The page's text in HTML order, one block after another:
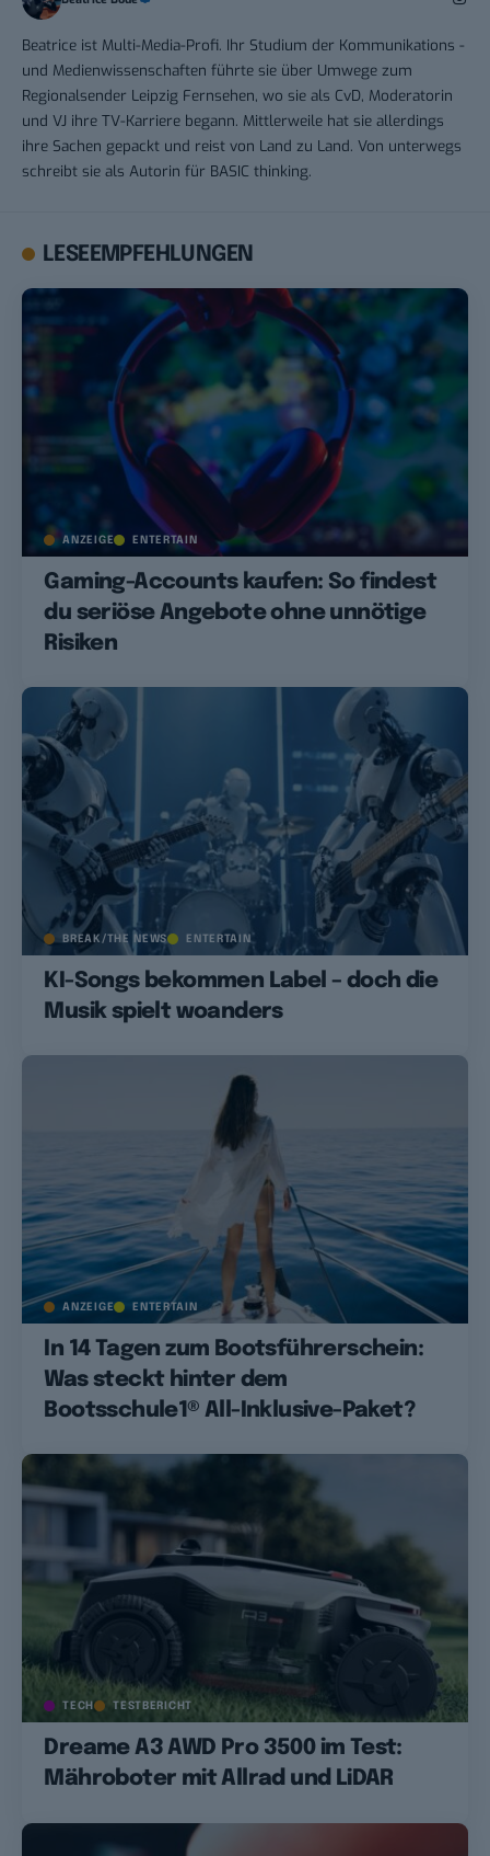
Beatrice ist Multi-Media-Profi. Ihr Studium der Kommunikations -
und Medienwissenschaften führte sie über Umwege zum
Regionalsender Leipzig Fernsehen, wo sie als CvD, Moderatorin
und VJ ihre TV-Karriere begann. Mittlerweile hat sie allerdings
ihre Sachen gepackt und reist von Land zu Land. Von unterwegs
schreibt sie als Autorin für BASIC thinking.
LESEEMPFEHLUNGEN
ANZEIGE ENTERTAIN
Gaming-Accounts kaufen: So findest
du seriöse Angebote ohne unnötige
Risiken
BREAK/THE NEWS ENTERTAIN
KI-Songs bekommen Label – doch die
Musik spielt woanders
ANZEIGE ENTERTAIN
In 14 Tagen zum Bootsführerschein:
Was steckt hinter dem
Bootsschule1® All-Inklusive-Paket?
TECH TESTBERICHT
Dreame A3 AWD Pro 3500 im Test:
Mähroboter mit Allrad und LiDAR